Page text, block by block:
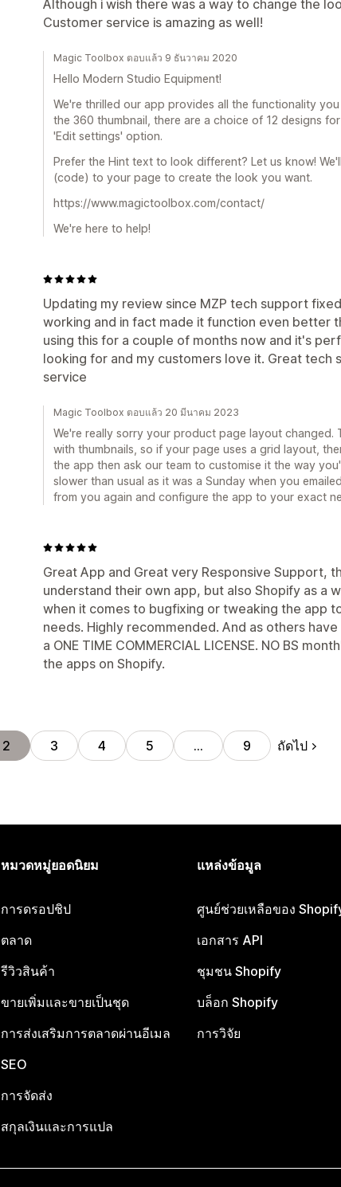
Although i wish there was a way to change the
Customer service is amazing as well!
Magic Toolbox ตอบแล้ว 9 ธันวาคม 2020
Hello Modern Studio Equipment!
We're thrilled our app provides all the functionality
the 360 thumbnail, there are a choice of 12 designs
'Edit settings' option.
Prefer the Hint text to look different? Let us know!
(code) to your page to create the look you want.
https://www.magictoolbox.com/contact/
We're here to help!
Updating my review since MZP tech support
working and in fact made it function even better
using this for a couple of months now and it's
looking for and my customers love it. Great tech
service
Magic Toolbox ตอบแล้ว 20 มีนาคม 2023
We're really sorry your product page layout changed.
with thumbnails, so if your page uses a grid layout,
the app then ask our team to customise it the way
slower than usual as it was a Sunday when you
from you again and configure the app to your exact
Great App and Great very Responsive Support,
understand their own app, but also Shopify as a
when it comes to bugfixing or tweaking the app
needs. Highly recommended. And as others
a ONE TIME COMMERCIAL LICENSE. NO BS
the apps on Shopify.
2 3 4 5 … 9 ถัดไป
หมวดหมู่ยอดนิยม
การดรอปชิป
ตลาด
รีวิวสินค้า
ขายเพิ่มและขายเป็นชุด
การส่งเสริมการตลาดผ่านอีเมล
SEO
การจัดส่ง
สกุลเงินและการแปล
แหล่งข้อมูล
ศูนย์ช่วยเหลือของ
เอกสาร API
ชุมชน Shopify
บล็อก Shopify
การวิจัย